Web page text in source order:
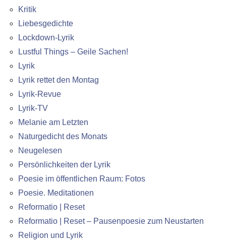
Kritik
Liebesgedichte
Lockdown-Lyrik
Lustful Things – Geile Sachen!
Lyrik
Lyrik rettet den Montag
Lyrik-Revue
Lyrik-TV
Melanie am Letzten
Naturgedicht des Monats
Neugelesen
Persönlichkeiten der Lyrik
Poesie im öffentlichen Raum: Fotos
Poesie. Meditationen
Reformatio | Reset
Reformatio | Reset – Pausenpoesie zum Neustarten
Religion und Lyrik